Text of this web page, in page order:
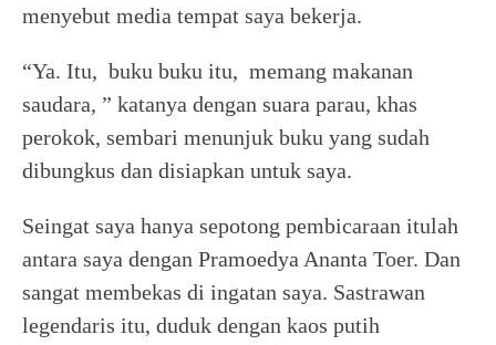
menyebut media tempat saya bekerja.
“Ya. Itu, buku buku itu, memang makanan
saudara, ” katanya dengan suara parau, khas
perokok, sembari menunjuk buku yang sudah
dibungkus dan disiapkan untuk saya.
Seingat saya hanya sepotong pembicaraan itulah
antara saya dengan Pramoedya Ananta Toer. Dan
sangat membekas di ingatan saya. Sastrawan
legendaris itu, duduk dengan kaos putih